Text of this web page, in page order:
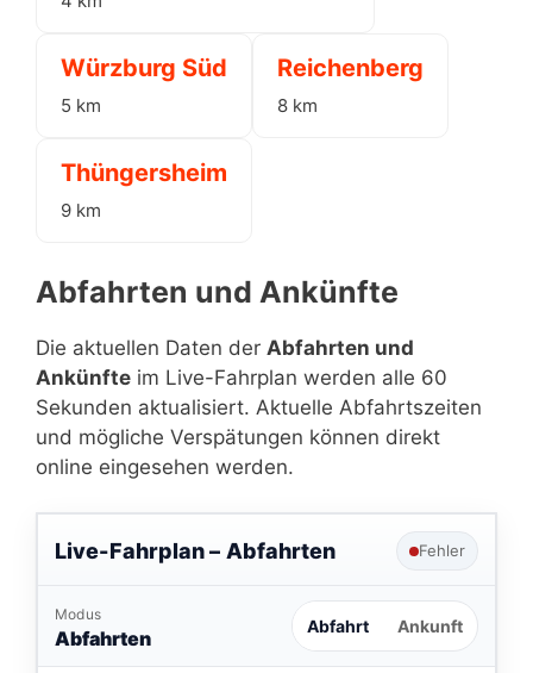
Würzburg Süd
5 km
Reichenberg
8 km
Thüngersheim
9 km
Abfahrten und Ankünfte
Die aktuellen Daten der Abfahrten und
Ankünfte im Live-Fahrplan werden alle 60
Sekunden aktualisiert. Aktuelle Abfahrtszeiten
und mögliche Verspätungen können direkt
online eingesehen werden.
Live-Fahrplan – Abfahrten Fehler
Modus
Abfahrten Abfahrt Ankunft